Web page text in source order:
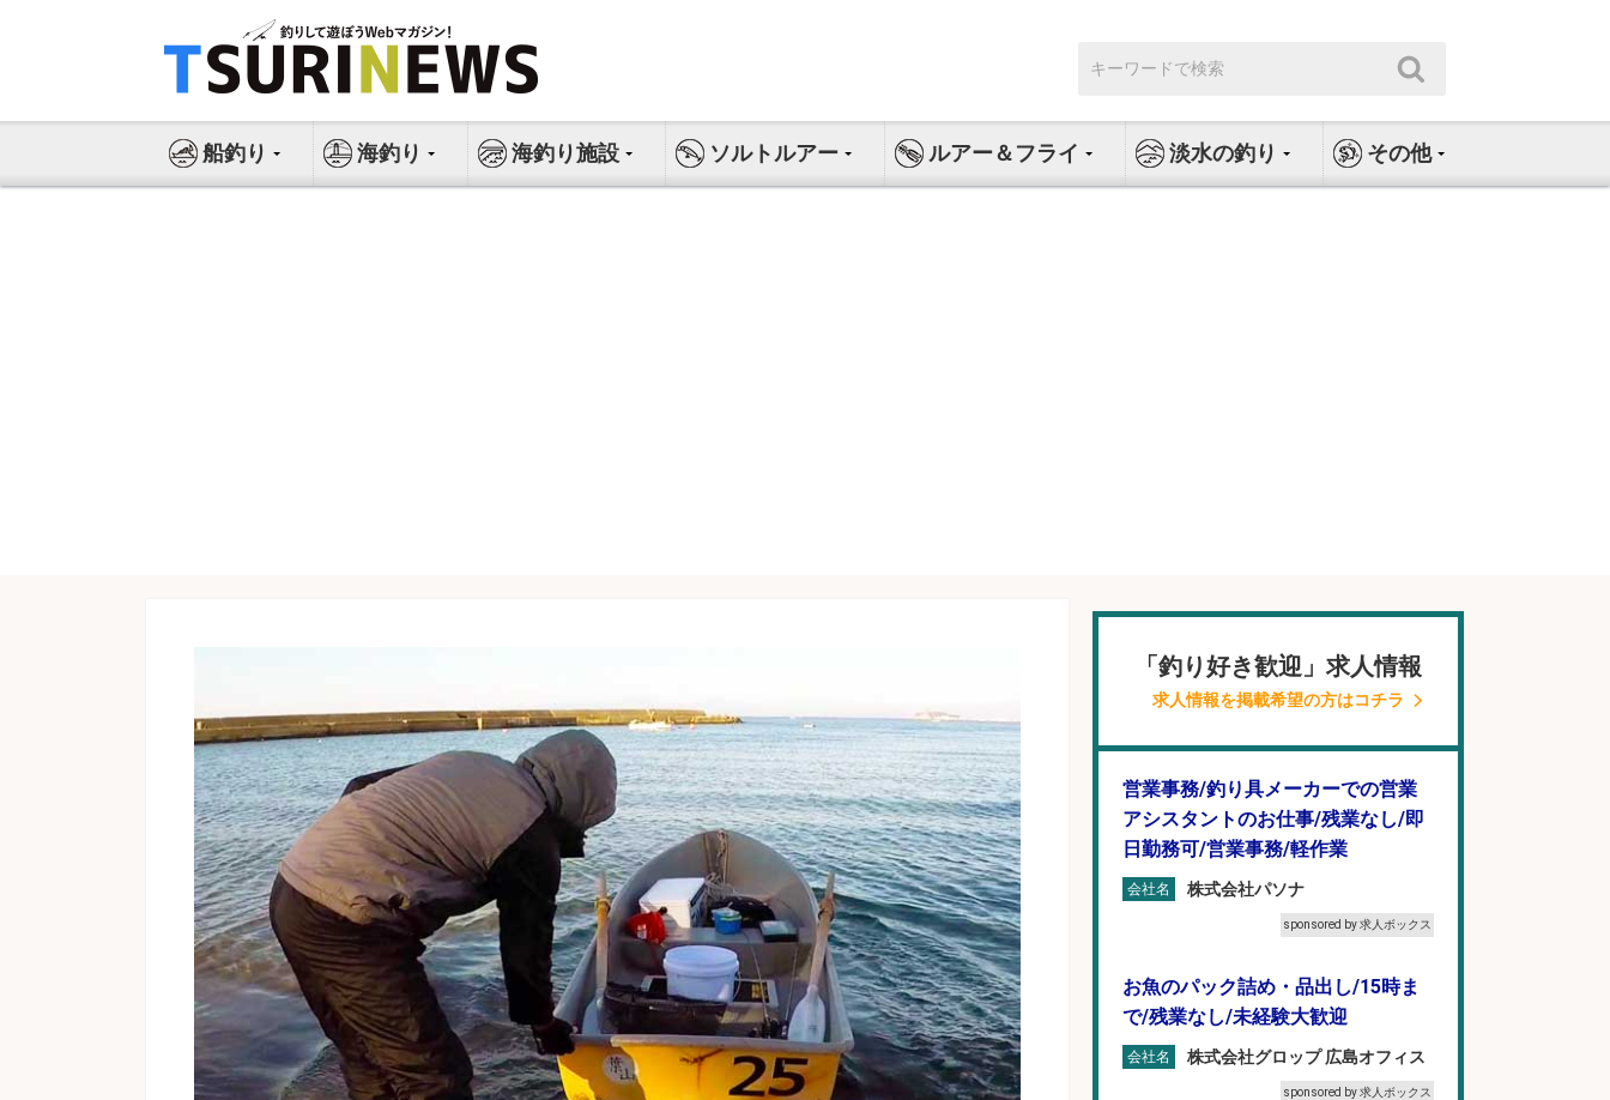
ス
索:
船釣り 海釣り 海釣り施設 ソルトルアー ルアー＆フライ 淡水の釣り その他
「釣り好き歓迎」求人情報
求人情報を掲載希望の方はコチラ
営業事務/釣り具メーカーでの営業
アシスタントのお仕事/残業なし/即
日勤務可/営業事務/軽作業
会社名 株式会社パソナ
sponsored by 求人ボックス
お魚のパック詰め・品出し/15時ま
で/残業なし/未経験大歓迎
会社名 株式会社グロップ 広島オフィス
sponsored by 求人ボックス